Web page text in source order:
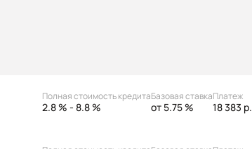
Полная стоимость кредита
2.8 % - 8.8 %
Базовая ставка
от 5.75 %
Платеж
18 383 р.